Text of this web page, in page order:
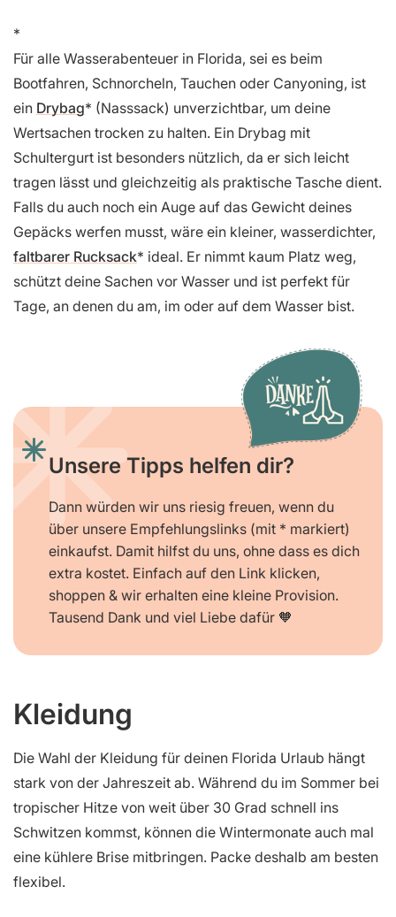
Für alle Wasserabenteuer in Florida, sei es beim
Bootfahren, Schnorcheln, Tauchen oder Canyoning, ist
ein Drybag
(Nasssack) unverzichtbar, um deine
Wertsachen trocken zu halten. Ein Drybag mit
Schultergurt ist besonders nützlich, da er sich leicht
tragen lässt und gleichzeitig als praktische Tasche dient.
Falls du auch noch ein Auge auf das Gewicht deines
Gepäcks werfen musst, wäre ein kleiner, wasserdichter,
faltbarer Rucksack
ideal. Er nimmt kaum Platz weg,
schützt deine Sachen vor Wasser und ist perfekt für
Tage, an denen du am, im oder auf dem Wasser bist.
Unsere Tipps helfen dir?
Dann würden wir uns riesig freuen, wenn du
über unsere Empfehlungslinks (mit * markiert)
einkaufst. Damit hilfst du uns, ohne dass es dich
extra kostet. Einfach auf den Link klicken,
shoppen & wir erhalten eine kleine Provision.
Tausend Dank und viel Liebe dafür 🧡
Kleidung
Die Wahl der Kleidung für deinen Florida Urlaub hängt
stark von der Jahreszeit ab. Während du im Sommer bei
tropischer Hitze von weit über 30 Grad schnell ins
Schwitzen kommst, können die Wintermonate auch mal
eine kühlere Brise mitbringen. Packe deshalb am besten
flexibel.